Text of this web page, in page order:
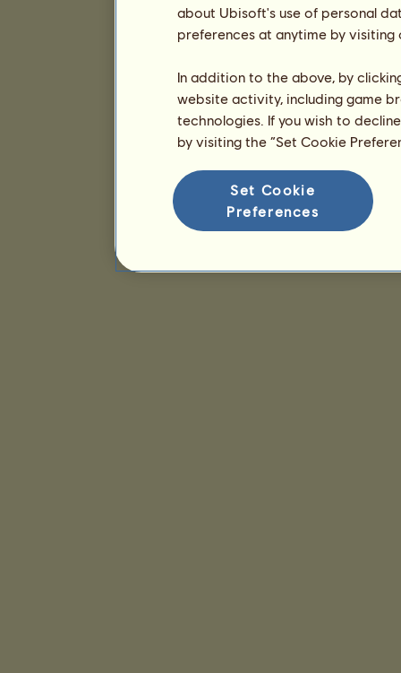
about Ubisoft's use of personal
preferences at anytime by
In addition to the above, by
website activity, including game
technologies. If you wish to
by visiting the “Set Cookie
Set Cookie
Preferences